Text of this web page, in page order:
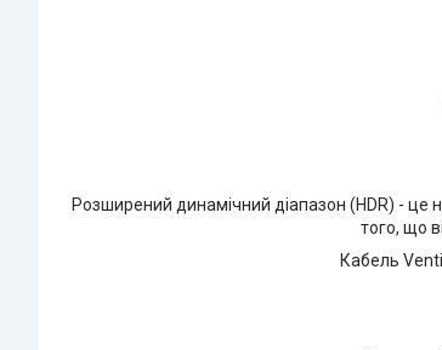
Розширений динамічний діапазон (HDR) - це
того, що
Кабель